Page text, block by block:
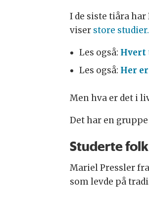
I de siste tiåra
viser store studier.
Les også: Hvert
Les også: Her
Men hva er det i
Det har en
Studerte
Mariel Pressler
som levde på